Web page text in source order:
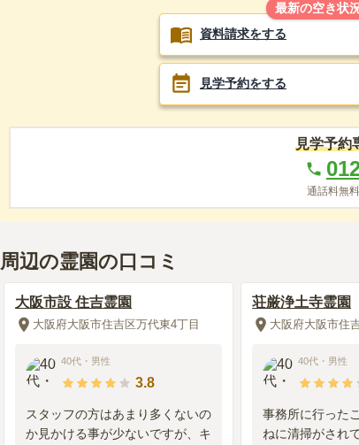
最新の空き状
資料請求をする
見学予約をする
見学予約
通話料無料
周辺の霊園の口コミ
大阪市設 住吉霊園
大阪府大阪市住吉区万代東4丁目
40代 ・ 男性
3.8
スタッフの方はあまり多くないの
か見かける事が少ないですが、キ
荘厳浄土寺霊園
大阪府大阪市住
40代 ・ 男性
事務所に行った
ねに清掃がされ